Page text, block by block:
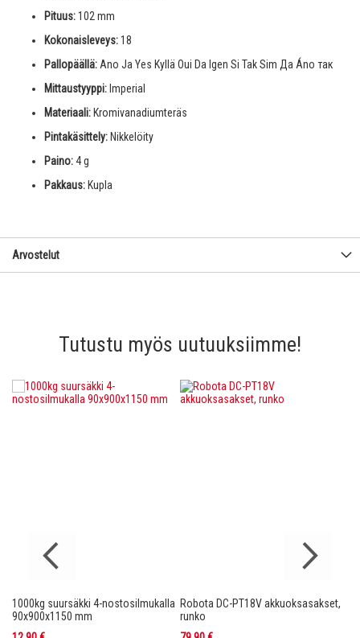
Pituus:102 mm
Kokonaisleveys:18
Pallopäällä:Ano Ja Yes Kyllä Oui Da Igen Si Tak Sim Да Áno так
Mittaustyyppi: Imperial
Materiaali: Kromivanadiumteräs
Pintakäsittely: Nikkelöity
Paino:4 g
Pakkaus: Kupla
Arvostelut
Tutustu myös uutuuksiimme!
1000kg suursäkki 4-nostosilmukalla
90x900x1150 mm
Robota DC-PT18V akkuoksasakset,
runko